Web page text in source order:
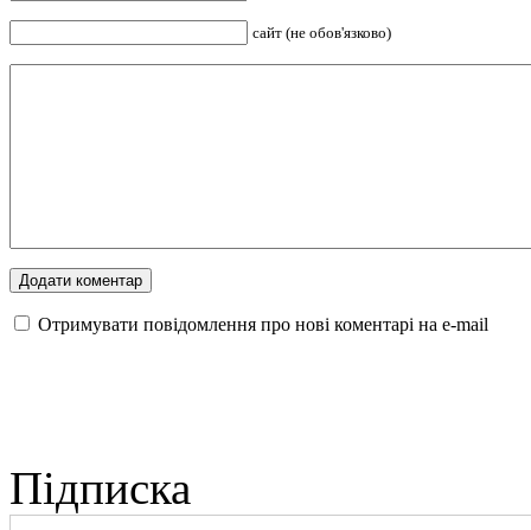
сайт (не обов'язково)
Отримувати повідомлення про нові коментарі на е-mail
Підписка